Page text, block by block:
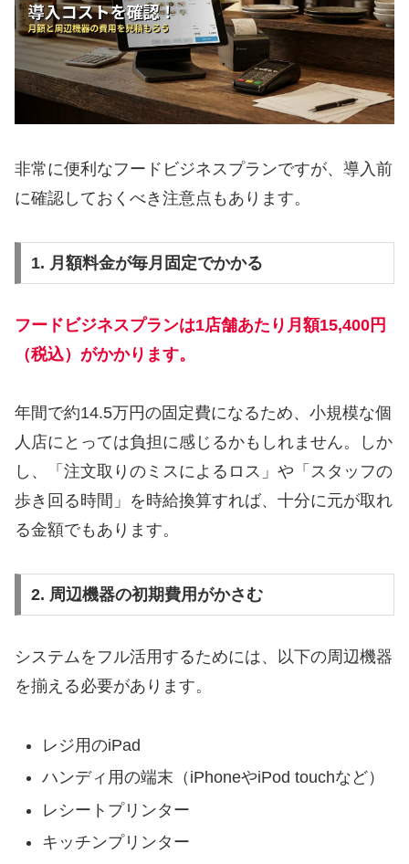
非常に便利なフードビジネスプランですが、導入前
に確認しておくべき注意点もあります。
1. 月額料金が毎月固定でかかる
フードビジネスプランは1店舗あたり月額15,400円
（税込）がかかります。
年間で約14.5万円の固定費になるため、小規模な個
人店にとっては負担に感じるかもしれません。しか
し、「注文取りのミスによるロス」や「スタッフの
歩き回る時間」を時給換算すれば、十分に元が取れ
る金額でもあります。
2. 周辺機器の初期費用がかさむ
システムをフル活用するためには、以下の周辺機器
を揃える必要があります。
レジ用のiPad
ハンディ用の端末（iPhoneやiPod touchなど）
レシートプリンター
キッチンプリンター